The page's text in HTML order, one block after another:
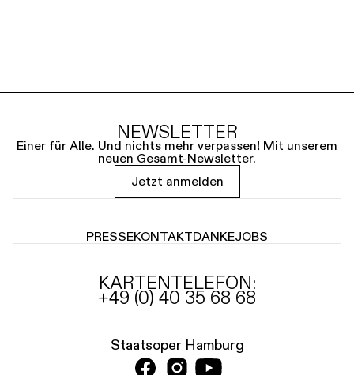
NEWSLETTER
Einer für Alle. Und nichts mehr verpassen! Mit unserem
neuen Gesamt-Newsletter.
Jetzt anmelden
PRESSEKONTAKTDANKEJOBS
KARTENTELEFON:
+49 (0) 40 35 68 68
Staatsoper Hamburg